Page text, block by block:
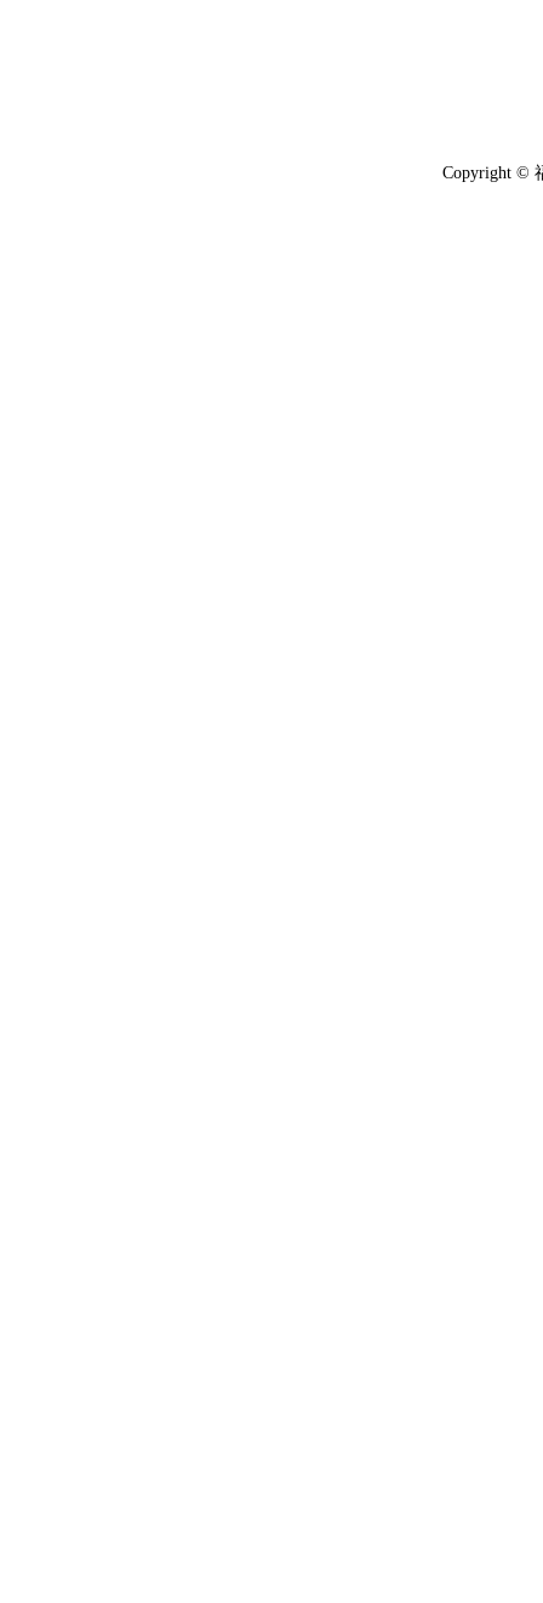
Copyright ©